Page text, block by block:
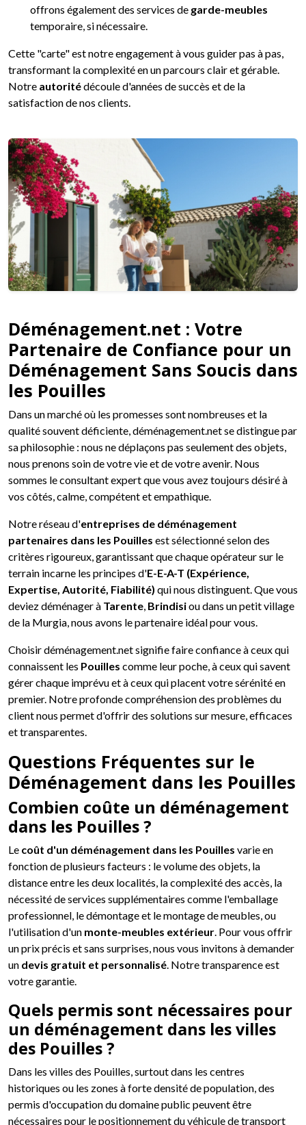
offrons également des services de garde-meubles
temporaire, si nécessaire.
Cette "carte" est notre engagement à vous guider pas à pas,
transformant la complexité en un parcours clair et gérable.
Notre autoritédécoule d'années de succès et de la
satisfaction de nos clients.
Déménagement.net : Votre
Partenaire de Confiance pour un
Déménagement Sans Soucis dans
les Pouilles
Dans un marché où les promesses sont nombreuses et la
qualité souvent déficiente, déménagement.net se distingue par
sa philosophie : nous ne déplaçons pas seulement des objets,
nous prenons soin de votre vie et de votre avenir. Nous
sommes le consultant expert que vous avez toujours désiré à
vos côtés, calme, compétent et empathique.
Notre réseau d'entreprises de déménagement
partenaires dans les Pouilles est sélectionné selon des
critères rigoureux, garantissant que chaque opérateur sur le
terrain incarne les principes d'E-E-A-T (Expérience,
Expertise, Autorité, Fiabilité) qui nous distinguent. Que vous
deviez déménager à Tarente, Brindisiou dans un petit village
de la Murgia, nous avons le partenaire idéal pour vous.
Choisir déménagement.net signifie faire confiance à ceux qui
connaissent les Pouilles comme leur poche, à ceux qui savent
gérer chaque imprévu et à ceux qui placent votre sérénité en
premier. Notre profonde compréhension des problèmes du
client nous permet d'offrir des solutions sur mesure, efficaces
et transparentes.
Questions Fréquentes sur le
Déménagement dans les Pouilles
Combien coûte un déménagement
dans les Pouilles ?
Le coût d'un déménagement dans les Pouilles varie en
fonction de plusieurs facteurs : le volume des objets, la
distance entre les deux localités, la complexité des accès, la
nécessité de services supplémentaires comme l'emballage
professionnel, le démontage et le montage de meubles, ou
l'utilisation d'un monte-meubles extérieur. Pour vous offrir
un prix précis et sans surprises, nous vous invitons à demander
un devis gratuit et personnalisé. Notre transparence est
votre garantie.
Quels permis sont nécessaires pour
un déménagement dans les villes
des Pouilles ?
Dans les villes des Pouilles, surtout dans les centres
historiques ou les zones à forte densité de population, des
permis d'occupation du domaine public peuvent être
nécessaires pour le positionnement du véhicule de transport